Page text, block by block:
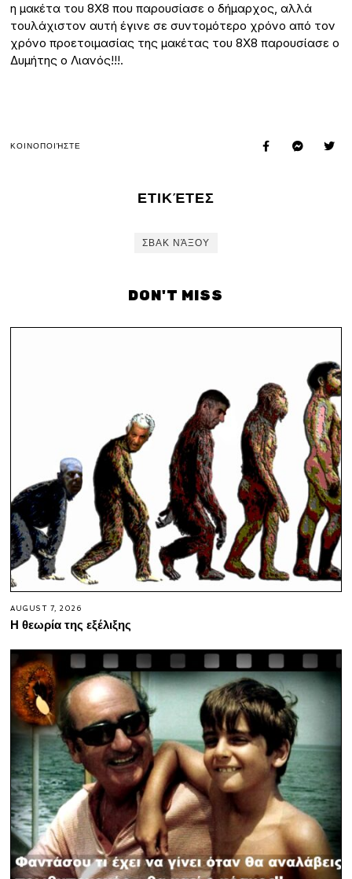
η μακέτα του 8Χ8 που παρουσίασε ο δήμαρχος, αλλά
τουλάχιστον αυτή έγινε σε συντομότερο χρόνο από τον
χρόνο προετοιμασίας της μακέτας του 8Χ8 παρουσίασε ο
Δυμήτης ο Λιανός!!!.
ΚΟΙΝΟΠΟΙΉΣΤΕ
ΕΤΙΚΈΤΕΣ
ΣΒΑΚ ΝΆΞΟΥ
DON'T MISS
AUGUST 7, 2026
Η θεωρία της εξέλιξης